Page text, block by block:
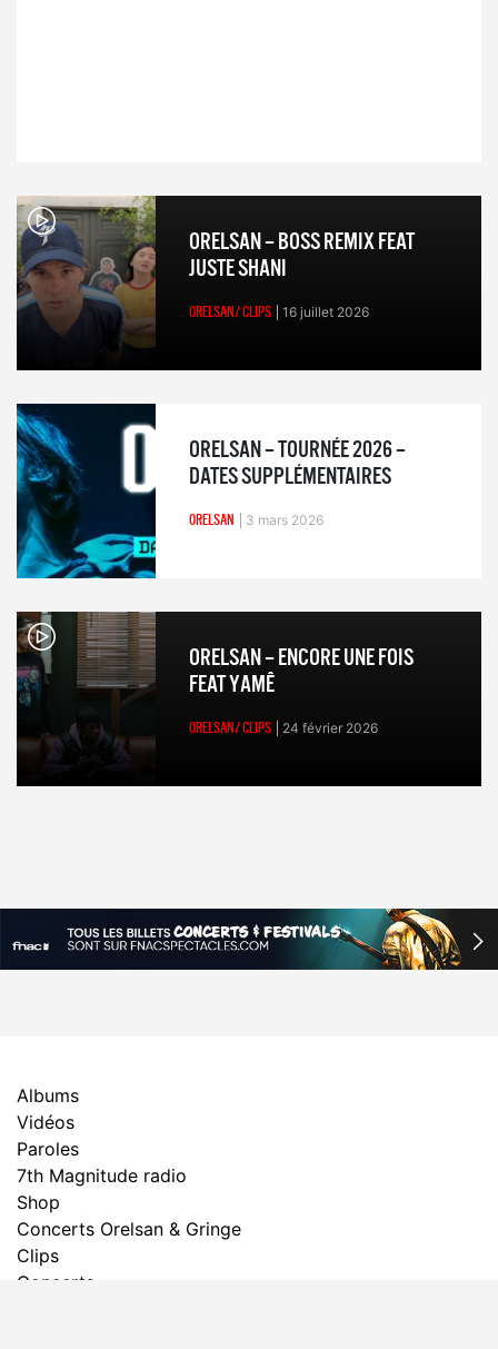
ORELSAN – BOSS REMIX FEAT
JUSTE SHANI
ORELSAN/ CLIPS 16 juillet 2026
ORELSAN – TOURNÉE 2026 –
DATES SUPPLÉMENTAIRES
ORELSAN 3 mars 2026
ORELSAN – ENCORE UNE FOIS
FEAT YAMÊ
ORELSAN/ CLIPS 24 février 2026
Albums
Vidéos
Paroles
7th Magnitude radio
Shop
Concerts Orelsan & Gringe
Clips
Concerts